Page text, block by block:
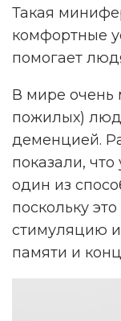
Такая
комфортные
помогает
В мире очень
пожилых)
деменцией.
показали,
один из
поскольку
стимуляцию
памяти и